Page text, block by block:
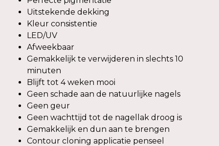
Uitstekende dekking
Kleur consistentie
LED/UV
Afweekbaar
Gemakkelijk te verwijderen in slechts 10
minuten
Blijft tot 4 weken mooi
Geen schade aan de natuurlijke nagels
Geen geur
Geen wachttijd tot de nagellak droog is
Gemakkelijk en dun aan te brengen
Contour cloning applicatie penseel